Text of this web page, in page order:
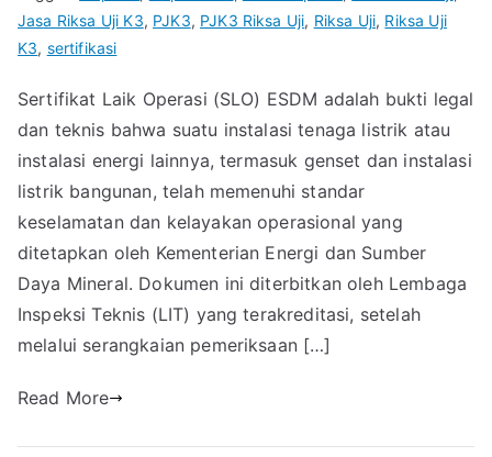
Jasa Riksa Uji K3, PJK3, PJK3 Riksa Uji, Riksa Uji, Riksa Uji
K3, sertifikasi
Sertifikat Laik Operasi (SLO) ESDM adalah bukti legal
dan teknis bahwa suatu instalasi tenaga listrik atau
instalasi energi lainnya, termasuk genset dan instalasi
listrik bangunan, telah memenuhi standar
keselamatan dan kelayakan operasional yang
ditetapkan oleh Kementerian Energi dan Sumber
Daya Mineral. Dokumen ini diterbitkan oleh Lembaga
Inspeksi Teknis (LIT) yang terakreditasi, setelah
melalui serangkaian pemeriksaan […]
Read More